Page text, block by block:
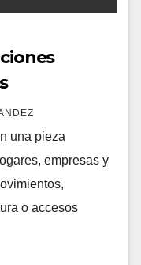
una pieza
empresas y
o accesos